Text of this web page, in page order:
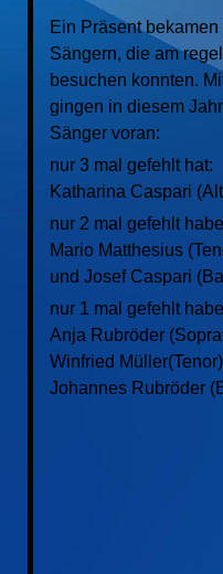
Ein Präsent
Sängern, die am
besuchen konnten.
gingen in diesem
Sänger voran:
nur 3 mal gefehlt hat:
Katharina Caspari
nur 2 mal gefehlt
Mario Matthesius
und Josef Caspari
nur 1 mal gefehlt
Anja Rubröder
Winfried
Johannes Rubröder